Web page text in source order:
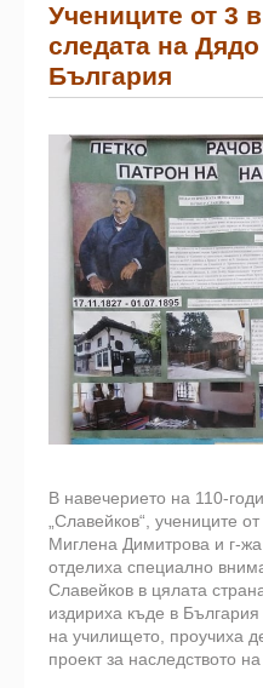
Учениците от 3
следата на
България
В навечерието на 110-
„Славейков“, учениците
Миглена Димитрова и г-
отделиха специално
Славейков в цялата
издириха къде в
на училището, проучиха
проект за наследството на